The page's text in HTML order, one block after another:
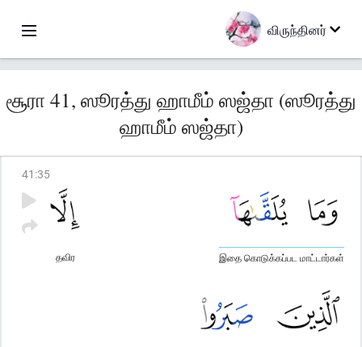
விருந்தினர்
சூரா 41, ஸூரத்து ஹாமீம் ஸஜ்தா (ஸூரத்து
ஹாமீம் ஸஜ்தா)
41 :35
இதை கொடுக்கப்பட மாட்டார்கள்
தவிர